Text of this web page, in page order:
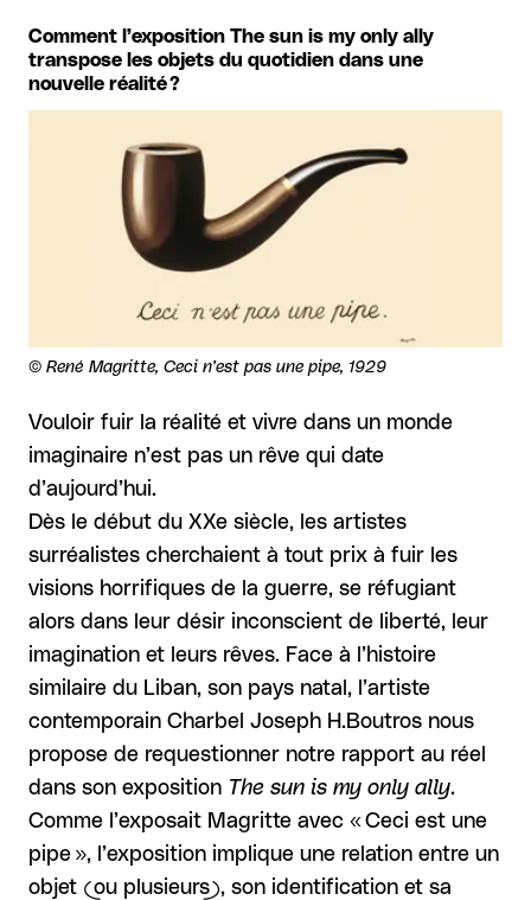
Comment l’exposition The sun is my only ally
transpose les objets du quotidien dans une
nouvelle réalité ?
Vouloir fuir la réalité et vivre dans un monde
imaginaire n’est pas un rêve qui date
d’aujourd’hui.
Dès le début du XXe siècle, les artistes
surréalistes cherchaient à tout prix à fuir les
visions horrifiques de la guerre, se réfugiant
alors dans leur désir inconscient de liberté, leur
imagination et leurs rêves. Face à l’histoire
similaire du Liban, son pays natal, l’artiste
contemporain Charbel Joseph H.Boutros nous
propose de requestionner notre rapport au réel
dans son exposition The sun is my only ally.
Comme l’exposait Magritte avec « Ceci est une
pipe », l’exposition implique une relation entre un
objet (ou plusieurs), son identification et sa
Droits réservés :
© René Magritte, Ceci n’est pas une pipe, 1929